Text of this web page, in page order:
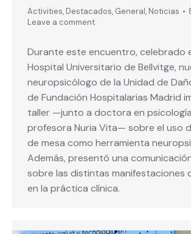
Activities, Destacados, General, Noticias
Leave a comment
Durante este encuentro, celebrado
Hospital Universitario de Bellvitge,
neuropsicólogo de la Unidad de
de Fundación Hospitalarias Madrid
taller —junto a doctora en
profesora Nuria Vita— sobre el uso
de mesa como herramienta
Además, presentó una
sobre las distintas manifestaciones
en la práctica clínica.